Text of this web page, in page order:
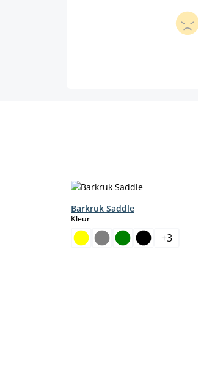
niet beschikbaar.)
beschikbaar.)
momenteel niet beschikbaar.)
Barkruk Saddle
Kleurselect
+3